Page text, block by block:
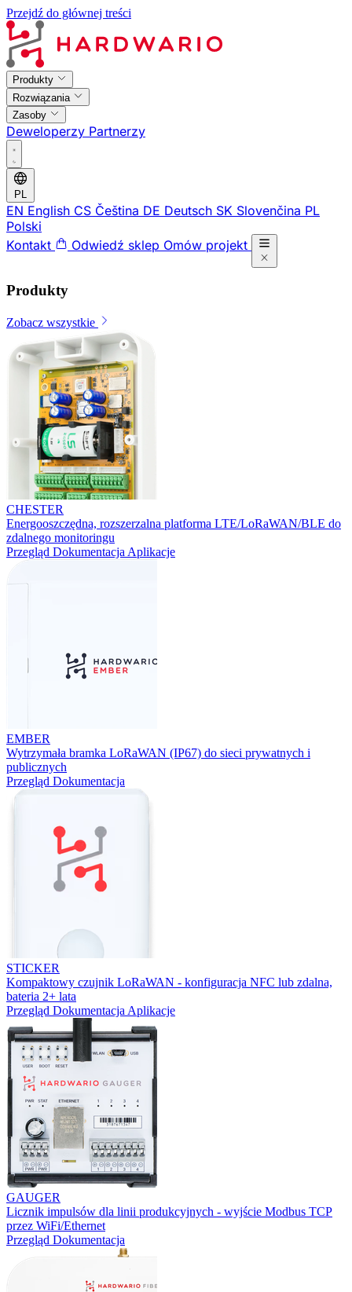
Przejdź do głównej treści
Produkty
Rozwiązania
Zasoby
Deweloperzy Partnerzy
PL
EN English CS Čeština DE Deutsch SK Slovenčina PL
Polski
Kontakt
Odwiedź sklep Omów projekt
Produkty
Zobacz wszystkie
CHESTER
Energooszczędna, rozszerzalna platforma LTE/LoRaWAN/BLE do
zdalnego monitoringu
Przegląd Dokumentacja Aplikacje
EMBER
Wytrzymała bramka LoRaWAN (IP67) do sieci prywatnych i
publicznych
Przegląd Dokumentacja
STICKER
Kompaktowy czujnik LoRaWAN - konfiguracja NFC lub zdalna,
bateria 2+ lata
Przegląd Dokumentacja Aplikacje
GAUGER
Licznik impulsów dla linii produkcyjnych - wyjście Modbus TCP
przez WiFi/Ethernet
Przegląd Dokumentacja